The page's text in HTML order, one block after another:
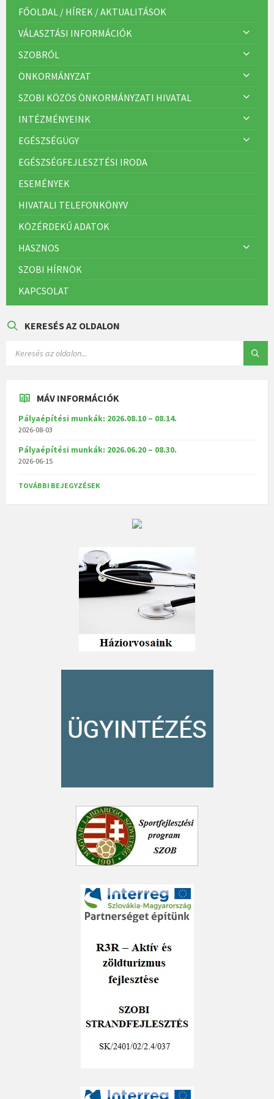
r
i
k
FŐOLDAL / HÍREK / AKTUALITÁSOK
VÁLASZTÁSI INFORMÁCIÓK
SZOBRÓL
ÖNKORMÁNYZAT
SZOBI KÖZÖS ÖNKORMÁNYZATI HIVATAL
INTÉZMÉNYEINK
EGÉSZSÉGÜGY
EGÉSZSÉGFEJLESZTÉSI IRODA
ESEMÉNYEK
HIVATALI TELEFONKÖNYV
KÖZÉRDEKŰ ADATOK
HASZNOS
SZOBI HÍRNÖK
KAPCSOLAT
KERESÉS AZ OLDALON
MÁV INFORMÁCIÓK
Pályaépítési munkák: 2026.08.10 – 08.14.
2026-08-03
Pályaépítési munkák: 2026.06.20 – 08.30.
2026-06-15
TOVÁBBI BEJEGYZÉSEK